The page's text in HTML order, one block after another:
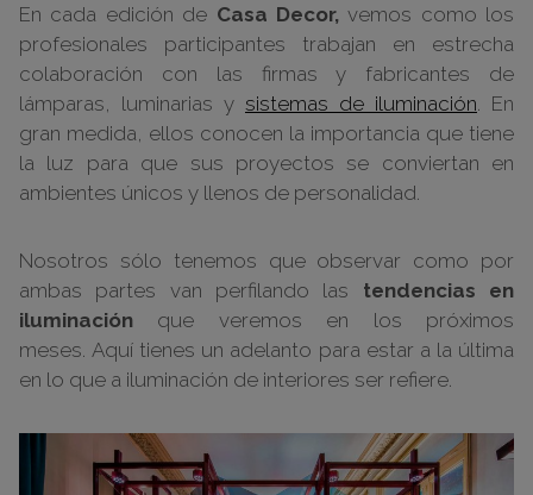
En cada edición de Casa Decor,vemos como los
profesionales participantes trabajan en estrecha
colaboración con las firmas y fabricantes de
lámparas, luminarias y sistemas de iluminación. En
gran medida, ellos conocen la importancia que tiene
la luz para que sus proyectos se conviertan en
ambientes únicos y llenos de personalidad.
Nosotros sólo tenemos que observar como por
ambas partes van perfilando las tendencias en
iluminación que veremos en los próximos
meses. Aquí tienes un adelanto para estar a la última
en lo que a iluminación de interiores ser refiere.